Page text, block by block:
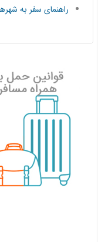
راهنمای سفر به